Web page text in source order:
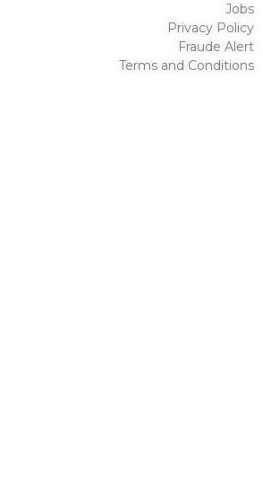
Jobs
Privacy Policy
Fraude Alert
Terms and Conditions